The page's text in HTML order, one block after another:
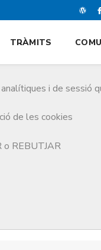
i de sessió
de les cookies
o REBUTJAR
TRÀMITS